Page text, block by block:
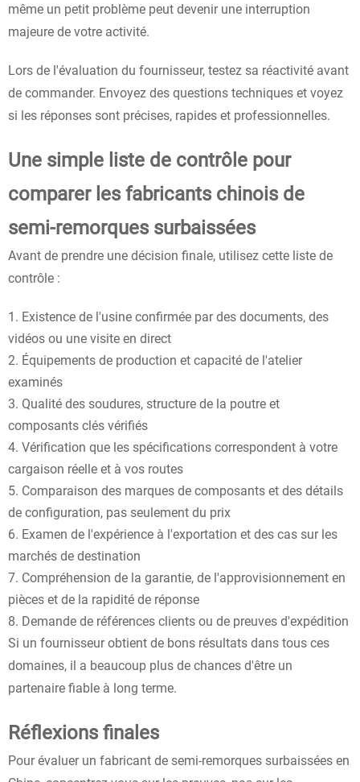
même un petit problème peut devenir une interruption
majeure de votre activité.
Lors de l'évaluation du fournisseur, testez sa réactivité avant
de commander. Envoyez des questions techniques et voyez
si les réponses sont précises, rapides et professionnelles.
Une simple liste de contrôle pour
comparer les fabricants chinois de
semi-remorques surbaissées
Avant de prendre une décision finale, utilisez cette liste de
contrôle :
Existence de l'usine confirmée par des documents, des
vidéos ou une visite en direct
Équipements de production et capacité de l'atelier
examinés
Qualité des soudures, structure de la poutre et
composants clés vérifiés
Vérification que les spécifications correspondent à votre
cargaison réelle et à vos routes
Comparaison des marques de composants et des détails
de configuration, pas seulement du prix
Examen de l'expérience à l'exportation et des cas sur les
marchés de destination
Compréhension de la garantie, de l'approvisionnement en
pièces et de la rapidité de réponse
Demande de références clients ou de preuves d'expédition
Si un fournisseur obtient de bons résultats dans tous ces
domaines, il a beaucoup plus de chances d'être un
partenaire fiable à long terme.
Réflexions finales
Pour évaluer un fabricant de semi-remorques surbaissées en